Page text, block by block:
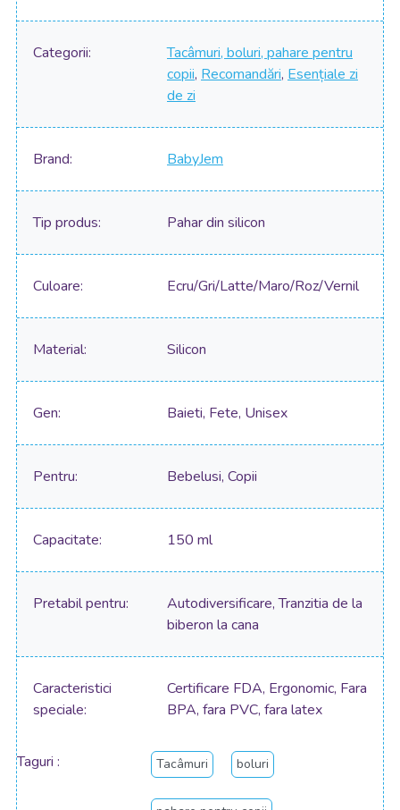
Categorii
Tacâmuri, boluri, pahare pentru
copii, Recomandări, Esențiale zi
de zi
Brand BabyJem
Tip produs Pahar din silicon
Culoare Ecru/Gri/Latte/Maro/Roz/Vernil
Material Silicon
Gen Baieti, Fete, Unisex
Pentru Bebelusi, Copii
Capacitate 150 ml
Pretabil pentru
Autodiversificare, Tranzitia de la
biberon la cana
Caracteristici
speciale
Certificare FDA, Ergonomic, Fara
BPA, fara PVC, fara latex
Taguri Tacâmuri boluri